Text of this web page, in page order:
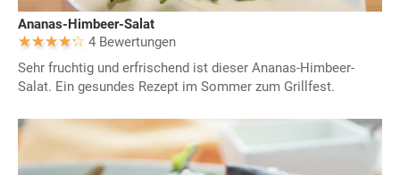
Ananas-Himbeer-Salat
4 Bewertungen
Sehr fruchtig und erfrischend ist dieser Ananas-Himbeer-
Salat. Ein gesundes Rezept im Sommer zum Grillfest.